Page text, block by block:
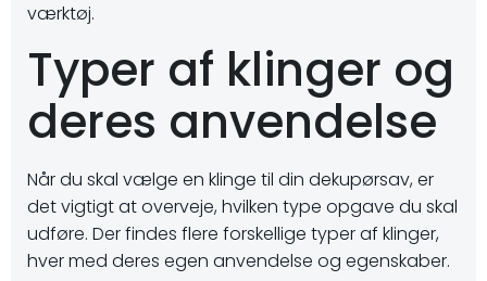
værktøj.
Typer af klinger og
deres anvendelse
Når du skal vælge en klinge til din dekupørsav, er
det vigtigt at overveje, hvilken type opgave du skal
udføre. Der findes flere forskellige typer af klinger,
hver med deres egen anvendelse og egenskaber.